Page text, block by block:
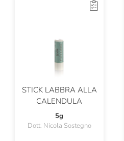
STICK LABBRA ALLA
CALENDULA
5g
Dott. Nicola Sostegno